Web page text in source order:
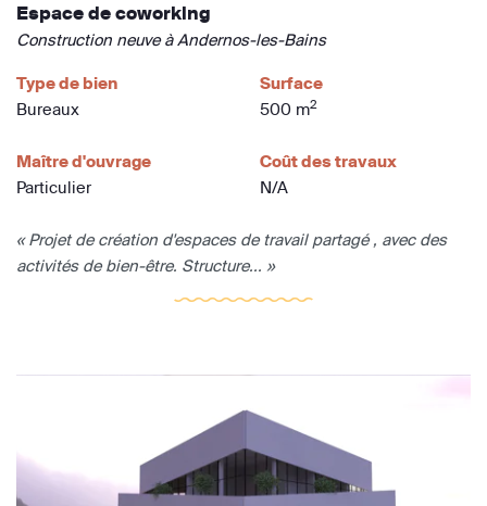
Espace de coworking
Construction neuve à Andernos-les-Bains
Type de bien
Bureaux
Surface
500 m2
Maître d'ouvrage
Particulier
Coût des travaux
N/A
« Projet de création d'espaces de travail partagé , avec des
activités de bien-être. Structure... »